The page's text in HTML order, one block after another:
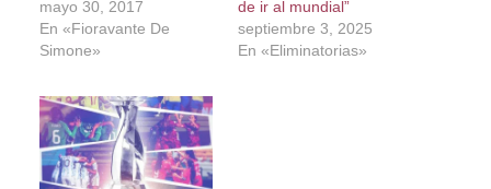
mayo 30, 2017
En «Fioravante De
Simone»
de ir al mundial”
septiembre 3, 2025
En «Eliminatorias»